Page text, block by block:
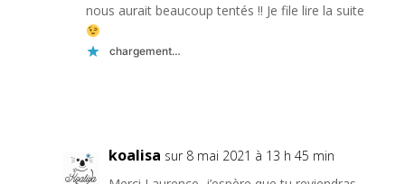
nous aurait beaucoup tentés !! Je file lire la suite
chargement…
koalisa sur 8 mai 2021 à 13 h 45 min